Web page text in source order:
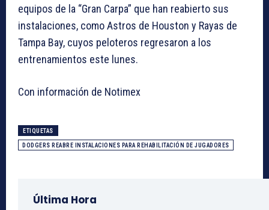
equipos de la “Gran Carpa” que han reabierto sus
instalaciones, como Astros de Houston y Rayas de
Tampa Bay, cuyos peloteros regresaron a los
entrenamientos este lunes.
Con información de Notimex
ETIQUETAS
DODGERS REABRE INSTALACIONES PARA REHABILITACIÓN DE JUGADORES
Última Hora